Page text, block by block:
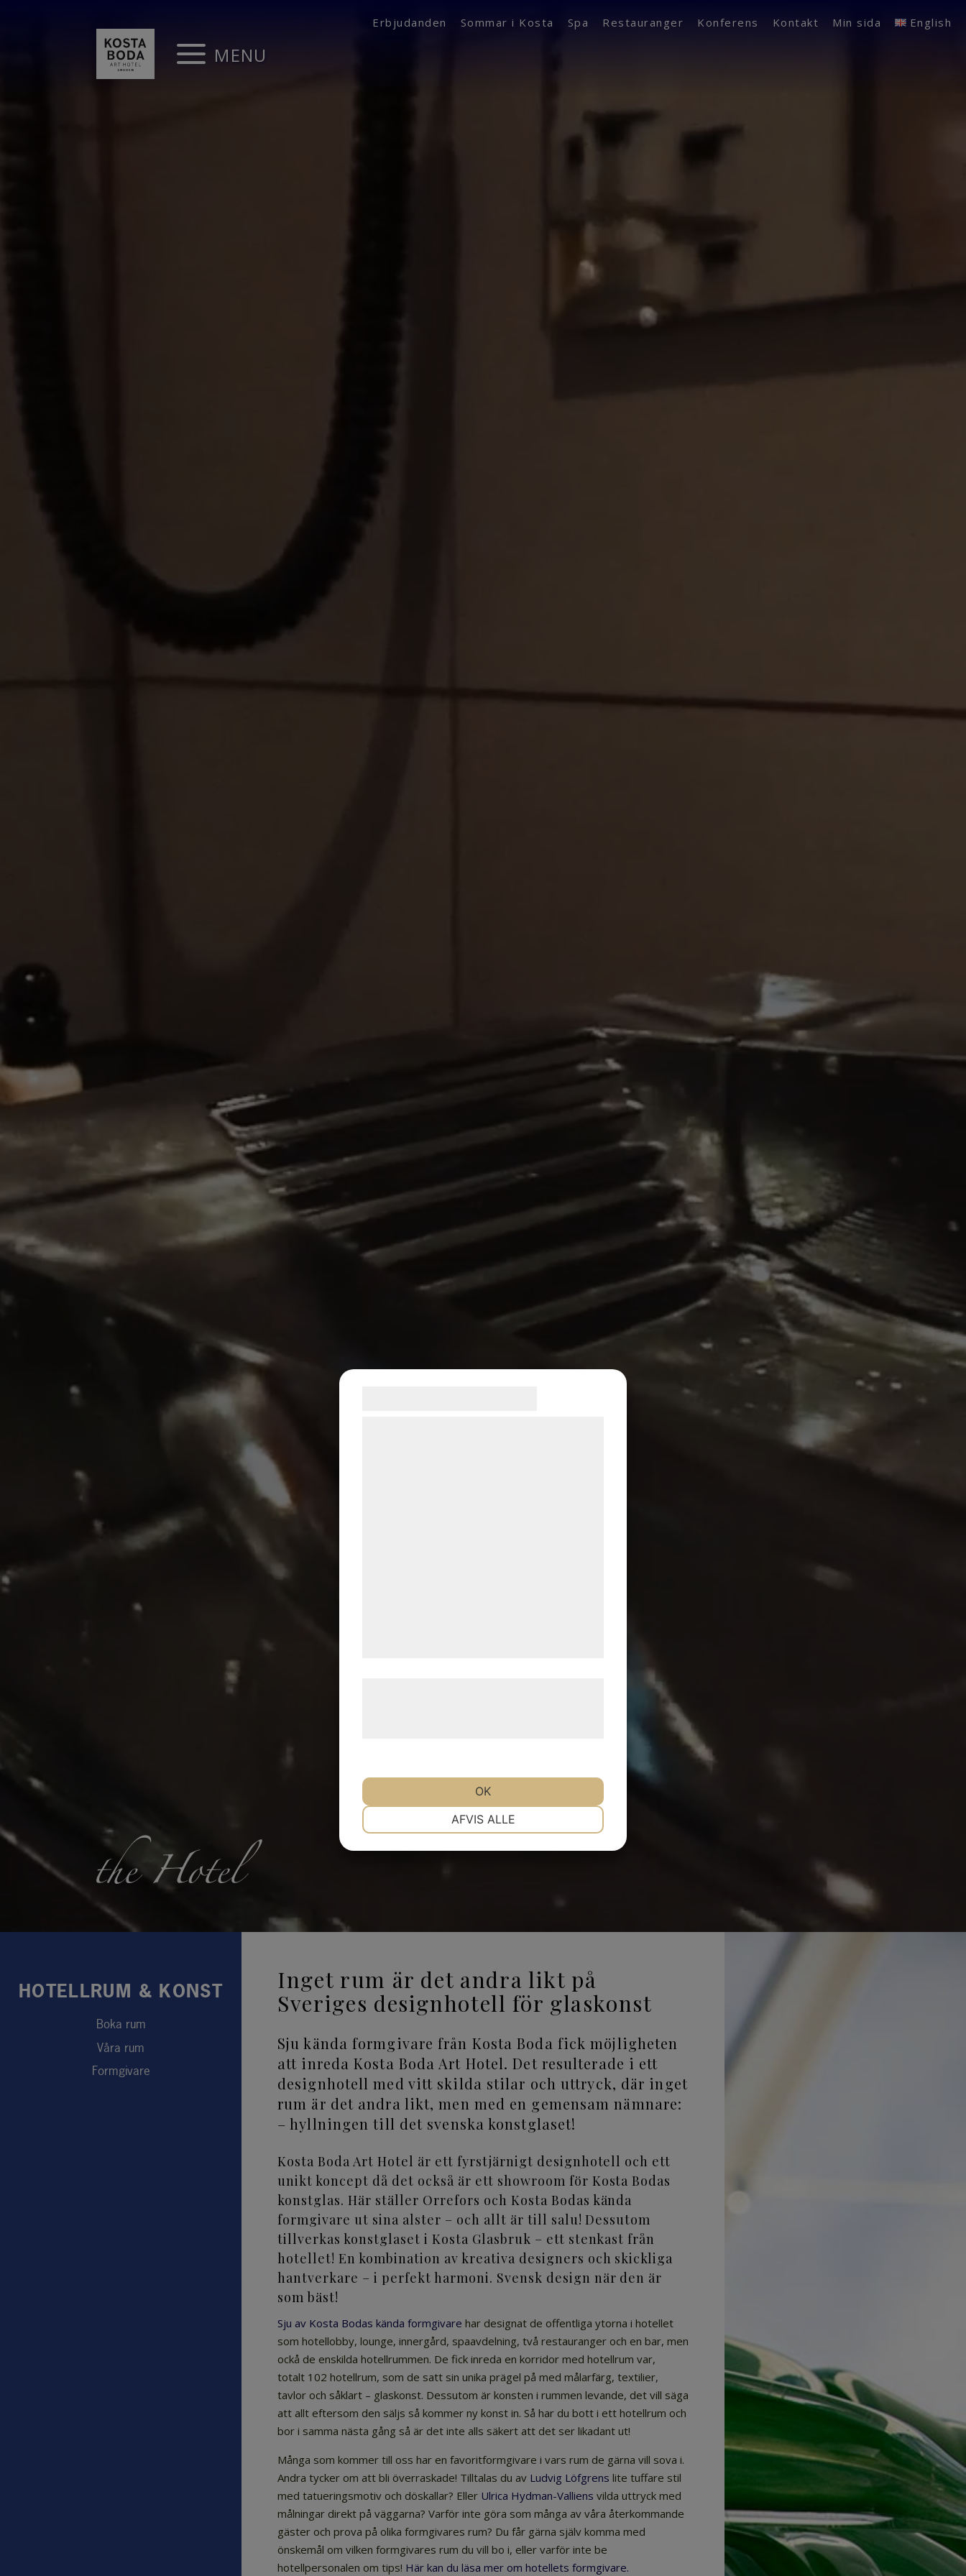
Erbjudanden Sommar i Kosta Spa Restauranger Konferens Kontakt Min sida English
MENU
HOTELLRUM & KONST
Boka rum
Våra rum
Formgivare
Inget rum är det andra likt på
Sveriges designhotell för glaskonst
Sju kända formgivare från Kosta Boda fick möjligheten
att inreda Kosta Boda Art Hotel. Det resulterade i ett
designhotell med vitt skilda stilar och uttryck, där inget
rum är det andra likt, men med en gemensam nämnare:
– hyllningen till det svenska konstglaset!
Kosta Boda Art Hotel är ett fyrstjärnigt designhotell och ett
unikt koncept då det också är ett showroom för Kosta Bodas
konstglas. Här ställer Orrefors och Kosta Bodas kända
formgivare ut sina alster – och allt är till salu! Dessutom
tillverkas konstglaset i Kosta Glasbruk – ett stenkast från
hotellet! En kombination av kreativa designers och skickliga
hantverkare – i perfekt harmoni. Svensk design när den är
som bäst!
Sju av Kosta Bodas kända formgivare har designat de offentliga ytorna i hotellet
som hotellobby, lounge, innergård, spaavdelning, två restauranger och en bar, men
ockå de enskilda hotellrummen. De fick inreda en korridor med hotellrum var,
totalt 102 hotellrum, som de satt sin unika prägel på med målarfärg, textilier,
tavlor och såklart – glaskonst. Dessutom är konsten i rummen levande, det vill säga
att allt eftersom den säljs så kommer ny konst in. Så har du bott i ett hotellrum och
bor i samma nästa gång så är det inte alls säkert att det ser likadant ut!
Många som kommer till oss har en favoritformgivare i vars rum de gärna vill sova i.
Andra tycker om att bli överraskade! Tilltalas du av Ludvig Löfgrens lite tuffare stil
med tatueringsmotiv och döskallar? Eller Ulrica Hydman-Valliens vilda uttryck med
målningar direkt på väggarna? Varför inte göra som många av våra återkommande
gäster och prova på olika formgivares rum? Du får gärna själv komma med
önskemål om vilken formgivares rum du vill bo i, eller varför inte be
hotellpersonalen om tips! Här kan du läsa mer om hotellets formgivare.
AFVIS ALLE
OK